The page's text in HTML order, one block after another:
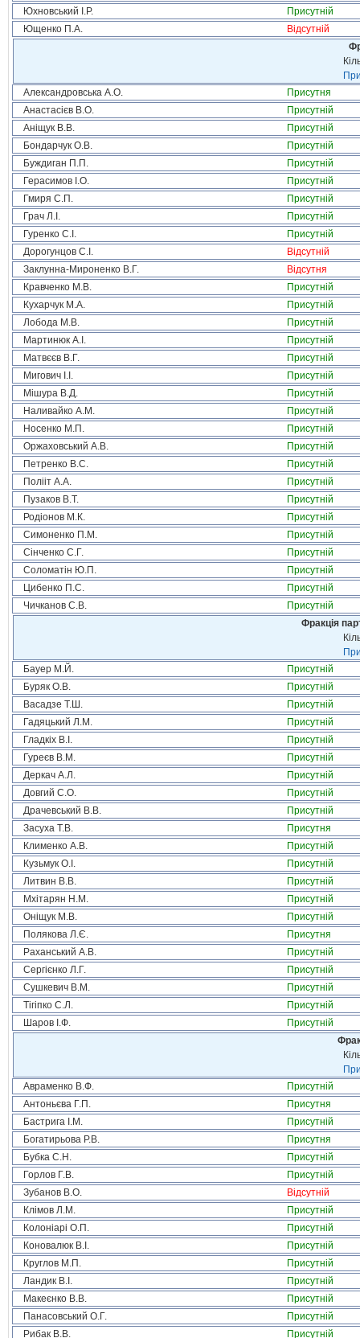
Юхновський І.Р.
Присутній
Ющенко П.А.
Відсутній
Александровська А.О.
Присутня
Анастасієв В.О.
Присутній
Аніщук В.В.
Присутній
Бондарчук О.В.
Присутній
Буждиган П.П.
Присутній
Герасимов І.О.
Присутній
Гмиря С.П.
Присутній
Грач Л.І.
Присутній
Гуренко С.І.
Присутній
Дорогунцов С.І.
Відсутній
Заклунна-Мироненко В.Г.
Відсутня
Кравченко М.В.
Присутній
Кухарчук М.А.
Присутній
Лобода М.В.
Присутній
Мартинюк А.І.
Присутній
Матвєєв В.Г.
Присутній
Мигович І.І.
Присутній
Мішура В.Д.
Присутній
Наливайко А.М.
Присутній
Носенко М.П.
Присутній
Оржаховський А.В.
Присутній
Петренко В.С.
Присутній
Полііт А.А.
Присутній
Пузаков В.Т.
Присутній
Родіонов М.К.
Присутній
Симоненко П.М.
Присутній
Сінченко С.Г.
Присутній
Соломатін Ю.П.
Присутній
Цибенко П.С.
Присутній
Чичканов С.В.
Присутній
Фракція
Бауер М.Й.
Присутній
Буряк О.В.
Присутній
Васадзе Т.Ш.
Присутній
Гадяцький Л.М.
Присутній
Гладкіх В.І.
Присутній
Гуреєв В.М.
Присутній
Деркач А.Л.
Присутній
Довгий С.О.
Присутній
Драчевський В.В.
Присутній
Засуха Т.В.
Присутня
Клименко А.В.
Присутній
Кузьмук О.І.
Присутній
Литвин В.В.
Присутній
Мхітарян Н.М.
Присутній
Оніщук М.В.
Присутній
Полякова Л.Є.
Присутня
Раханський А.В.
Присутній
Сергієнко Л.Г.
Присутній
Сушкевич В.М.
Присутній
Тігіпко С.Л.
Присутній
Шаров І.Ф.
Присутній
Авраменко В.Ф.
Присутній
Антоньєва Г.П.
Присутня
Бастрига І.М.
Присутній
Богатирьова Р.В.
Присутня
Бубка С.Н.
Присутній
Горлов Г.В.
Присутній
Зубанов В.О.
Відсутній
Клімов Л.М.
Присутній
Колоніарі О.П.
Присутній
Коновалюк В.І.
Присутній
Круглов М.П.
Присутній
Ландик В.І.
Присутній
Макеєнко В.В.
Присутній
Панасовський О.Г.
Присутній
Рибак В.В.
Присутній